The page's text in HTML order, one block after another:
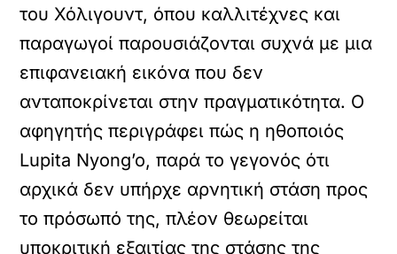
του Χόλιγουντ, όπου καλλιτέχνες και
παραγωγοί παρουσιάζονται συχνά με μια
επιφανειακή εικόνα που δεν
ανταποκρίνεται στην πραγματικότητα. Ο
αφηγητής περιγράφει πώς η ηθοποιός
Lupita Nyong’o, παρά το γεγονός ότι
αρχικά δεν υπήρχε αρνητική στάση προς
το πρόσωπό της, πλέον θεωρείται
υποκριτική εξαιτίας της στάσης της